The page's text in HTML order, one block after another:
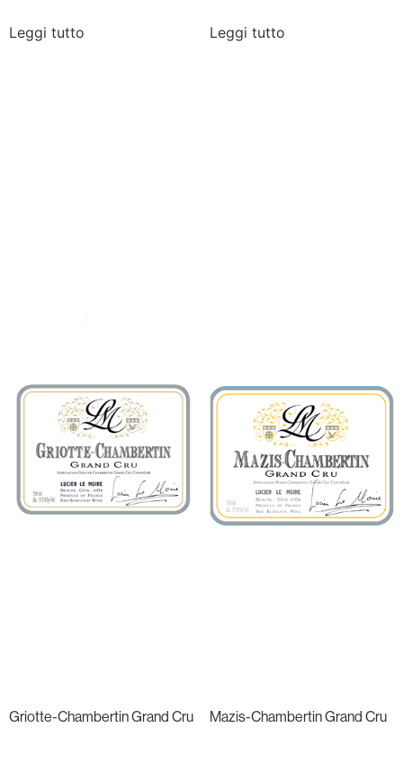
Leggi tutto Leggi tutto
Griotte-Chambertin Grand Cru Mazis-Chambertin Grand Cru